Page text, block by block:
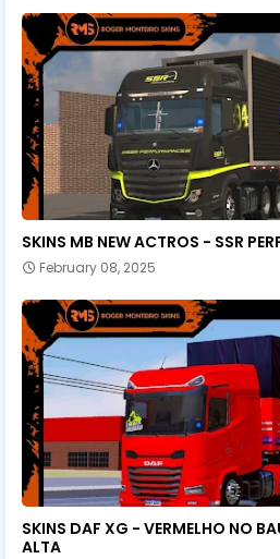
SKINS MB NEW ACTROS - SSR
February 08, 2025
SKINS DAF XG - VERMELHO NO
ALTA